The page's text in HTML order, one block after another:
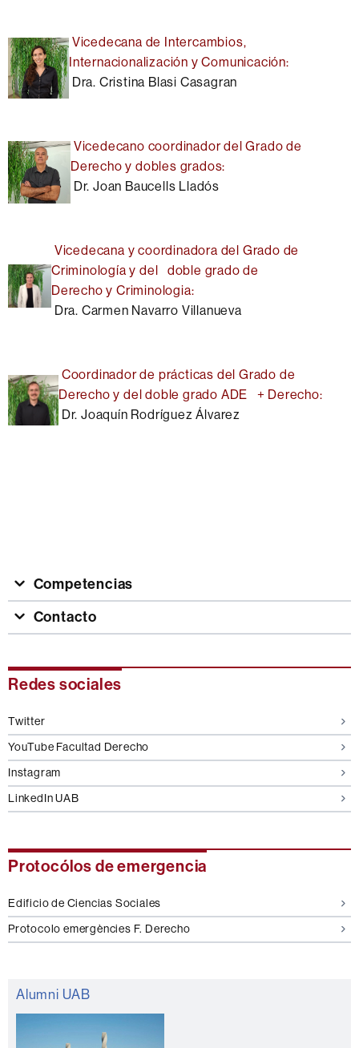
Vicedecana de Intercambios,
Internacionalización y Comunicación:
Dra. Cristina Blasi Casagran
Vicedecano coordinador del Grado de
Derecho y dobles grados:
Dr. Joan Baucells Lladós
Vicedecana y coordinadora del Grado de
Criminología y del doble grado de
Derecho y Criminologia:
Dra. Carmen Navarro Villanueva
Coordinador de prácticas del Grado de
Derecho y del doble grado ADE + Derecho:
Dr. Joaquín Rodríguez Álvarez
Competencias
Contacto
Información
Redes sociales
Twitter
YouTube Facultad Derecho
Instagram
LinkedIn UAB
Protocólos de emergencia
Edificio de Ciencias Sociales
Protocolo emergències F. Derecho
Alumni UAB